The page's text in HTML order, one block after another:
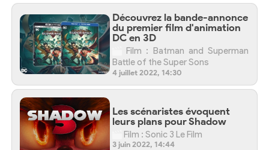
Découvrez la bande-annonce
du premier film d'animation
DC en 3D
Film : Batman and Superman
Battle of the Super Sons
4 juillet 2022, 14:30
Les scénaristes évoquent
leurs plans pour Shadow
Film : Sonic 3 Le Film
3 juin 2022, 14:44